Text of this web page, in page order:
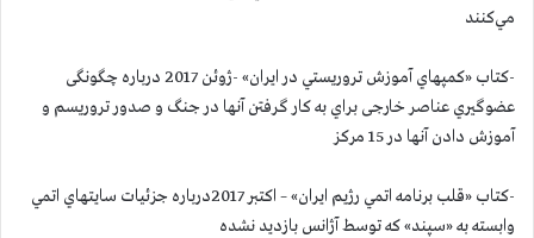
مي‌كنند
-کتاب «كمپهاي آموزش تروريستي در ايران» -ژوئن 2017 درباره چگونگی
عضوگيري عناصر خارجی براي به کار گرفتن آنها در جنگ و صدور تروريسم و
آموزش دادن آنها در 15 مركز
-کتاب «قلب برنامه اتمي رژیم ايران» – اكتبر 2017درباره جزئيات سايتهاي اتمي
وابسته به «سپند» كه توسط آژانس بازديد نشده